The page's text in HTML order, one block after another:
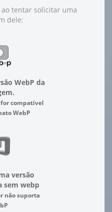
ao tentar solicitar uma
dele:
WebP da
for compatível
WebP
versão
sem webp
não suporta